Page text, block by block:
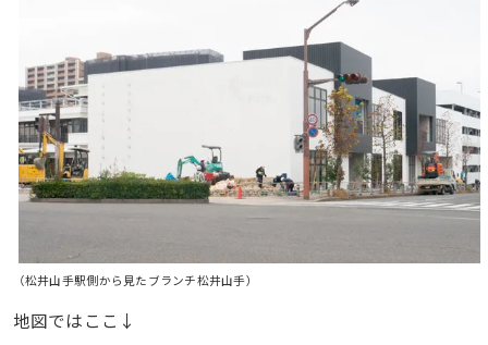
（松井山手駅側から見たブランチ松井山手）
地図ではここ↓